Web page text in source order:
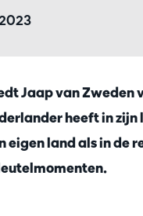
Jaap van Zweden
heeft in
eigen land als in de